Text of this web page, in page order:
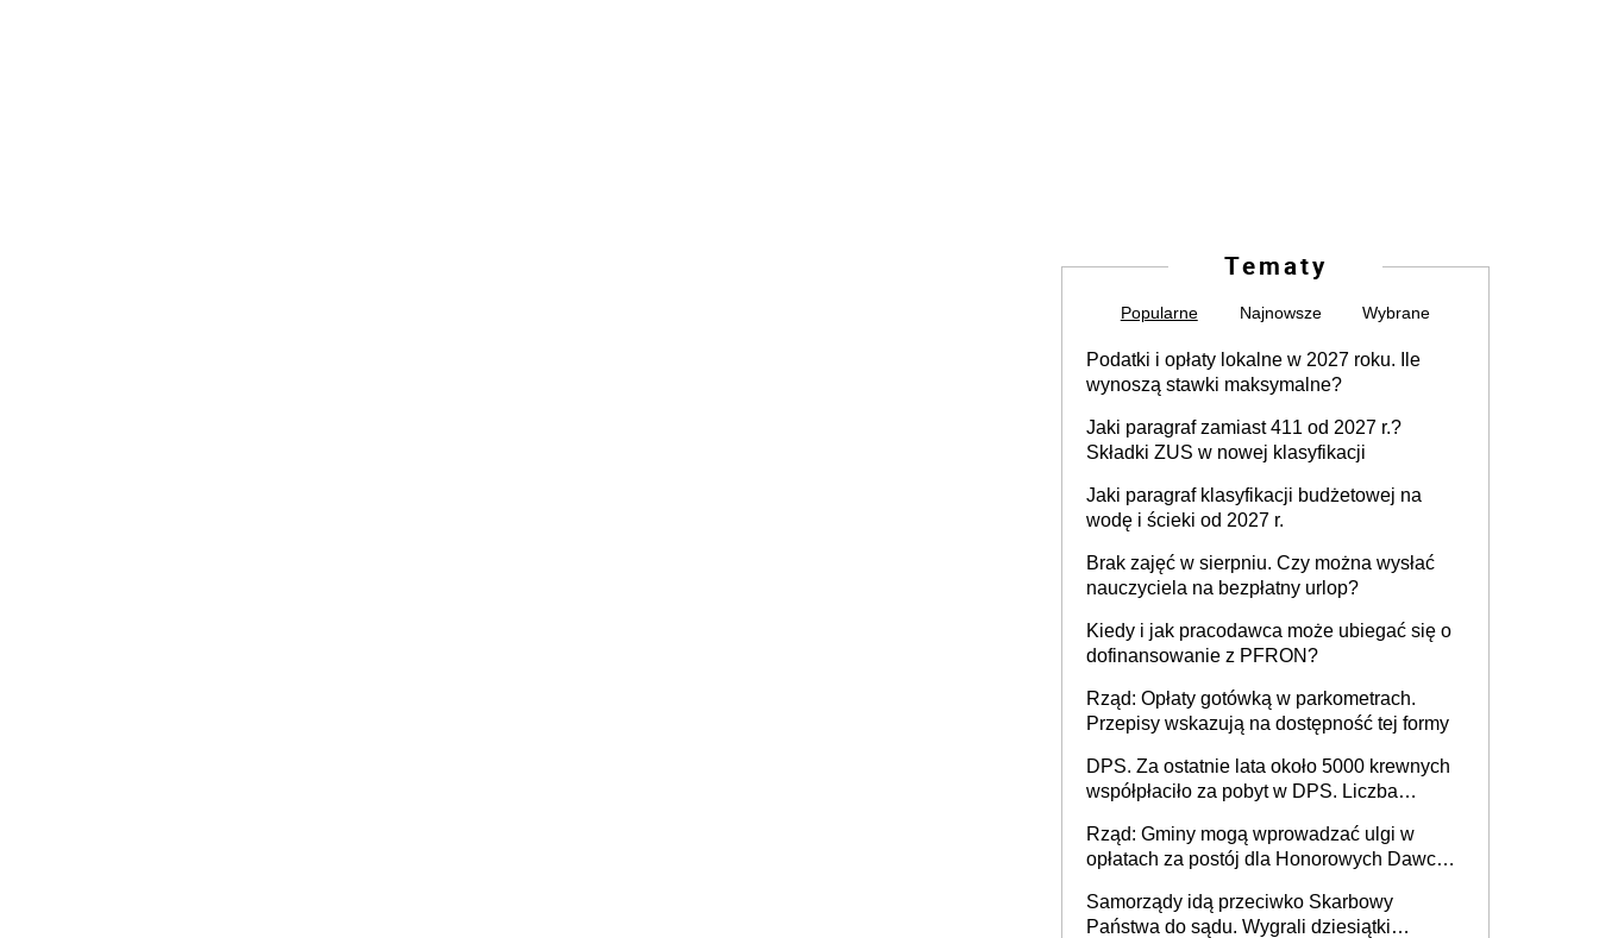
Tematy
Popularne Najnowsze Wybrane
Podatki i opłaty lokalne w 2027 roku. Ile
wynoszą stawki maksymalne?
Jaki paragraf zamiast 411 od 2027 r.?
Składki ZUS w nowej klasyfikacji
Jaki paragraf klasyfikacji budżetowej na
wodę i ścieki od 2027 r.
Brak zajęć w sierpniu. Czy można wysłać
nauczyciela na bezpłatny urlop?
Kiedy i jak pracodawca może ubiegać się o
dofinansowanie z PFRON?
Rząd: Opłaty gotówką w parkometrach.
Przepisy wskazują na dostępność tej formy
DPS. Za ostatnie lata około 5000 krewnych
współpłaciło za pobyt w DPS. Liczba
Rząd: Gminy mogą wprowadzać ulgi w
opłatach za postój dla Honorowych Dawców
Samorządy idą przeciwko Skarbowy
Państwa do sądu. Wygrali dziesiątki